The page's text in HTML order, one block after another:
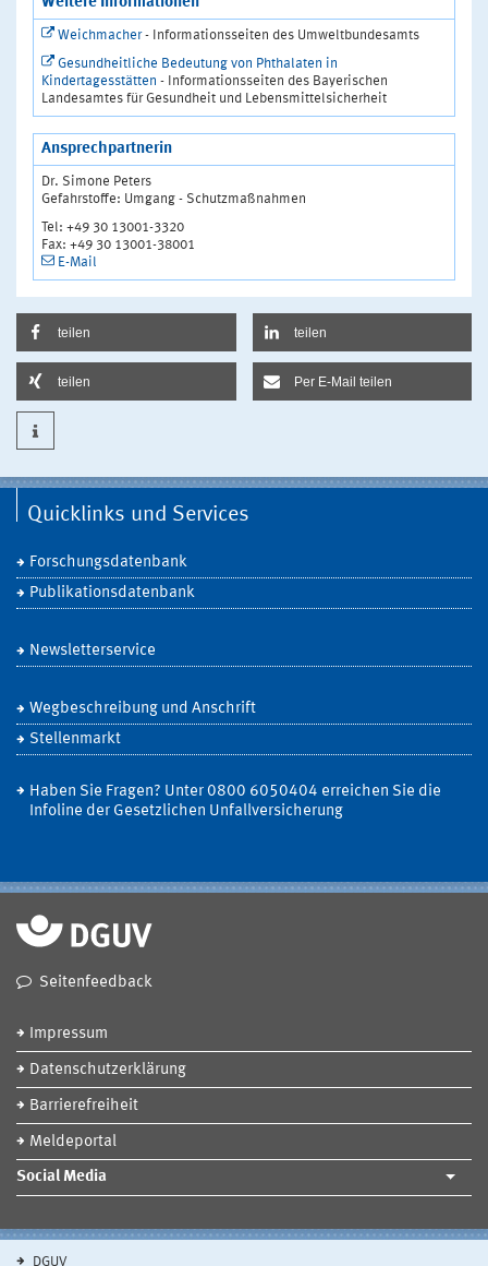
Weichmacher- Informationsseiten des Umweltbundesamts
Gesundheitliche Bedeutung von Phthalaten in
Kindertagesstätten - Informationsseiten des Bayerischen
Landesamtes für Gesundheit und Lebensmittelsicherheit
Ansprechpartnerin
Dr. Simone Peters
Gefahrstoffe: Umgang - Schutzmaßnahmen
Tel: +49 30 13001-3320
Fax: +49 30 13001-38001
E-Mail
teilen teilen
teilen Per E-Mail teilen
Quicklinks und Services
Forschungsdatenbank
Publikationsdatenbank
Newsletterservice
Wegbeschreibung und Anschrift
Stellenmarkt
Haben Sie Fragen? Unter 0800 6050404 erreichen Sie die
Infoline der Gesetzlichen Unfallversicherung
Seitenfeedback
Impressum
Datenschutzerklärung
Barrierefreiheit
Meldeportal
Social Media
DGUV